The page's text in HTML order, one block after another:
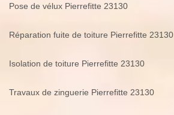
Pose de vélux Pierrefitte 23130
Réparation fuite de toiture Pierrefitte 23130
Isolation de toiture Pierrefitte 23130
Travaux de zinguerie Pierrefitte 23130